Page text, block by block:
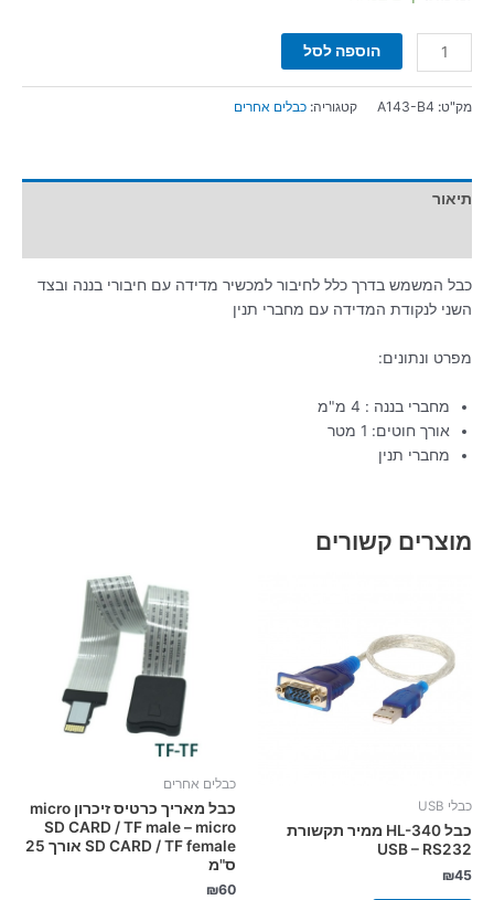
הוספה לסל
מק"ט: A143-B4 קטגוריה: כבלים אחרים
תיאור
כבל המשמש בדרך כלל לחיבור למכשיר מדידה עם חיבורי בננה ובצד
השני לנקודת המדידה עם מחברי תנין
מפרט ונתונים:
מחברי בננה : 4 מ"מ
אורך חוטים: 1 מטר
מחברי תנין
מוצרים קשורים
כבלי USB
כבל HL-340 ממיר תקשורת
USB – RS232
₪45
כבלים אחרים
כבל מאריך כרטיס זיכרון micro
SD CARD / TF male – micro
SD CARD / TF female אורך 25
ס"מ
₪60